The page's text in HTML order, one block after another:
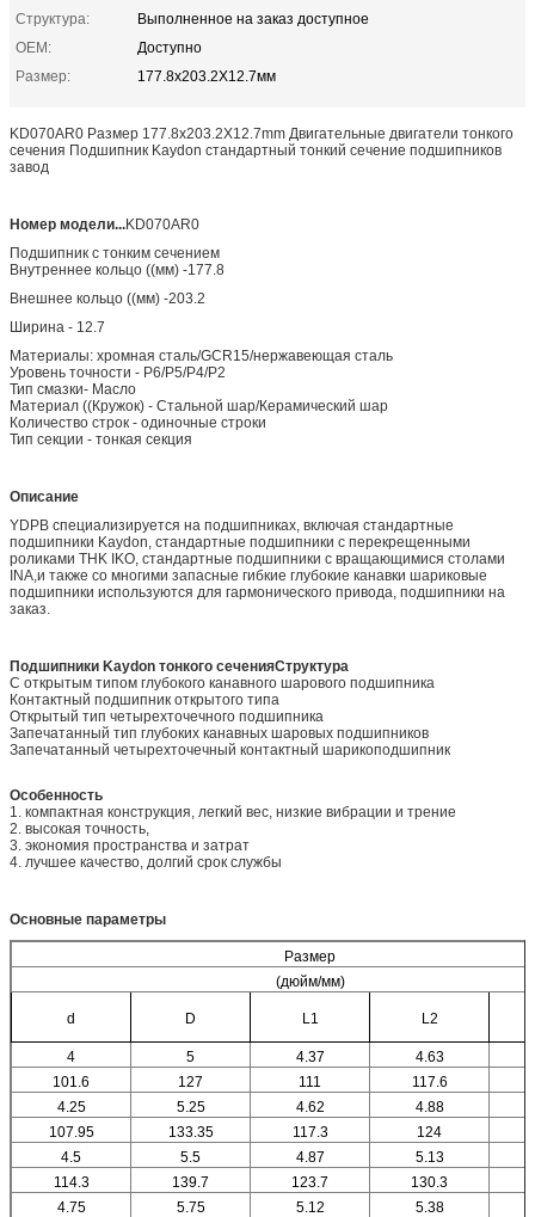
Структура:
Выполненное на заказ доступное
OEM:
Доступно
Размер:
177.8x203.2X12.7мм
KD070AR0 Размер 177.8x203.2X12.7mm Двигательные двигатели тонкого
сечения Подшипник Kaydon стандартный тонкий сечение подшипников
завод
Номер модели...KD070AR0
Подшипник с тонким сечением
Внутреннее кольцо ((мм) -177.8
Внешнее кольцо ((мм) -203.2
Ширина - 12.7
Материалы: хромная сталь/GCR15/нержавеющая сталь
Уровень точности - P6/P5/P4/P2
Тип смазки- Масло
Материал ((Кружок) - Стальной шар/Керамический шар
Количество строк - одиночные строки
Тип секции - тонкая секция
Описание
YDPB специализируется на подшипниках, включая стандартные
подшипники Kaydon, стандартные подшипники с перекрещенными
роликами THK IKO, стандартные подшипники с вращающимися столами
INA,и также со многими запасные гибкие глубокие канавки шариковые
подшипники используются для гармонического привода, подшипники на
заказ.
Подшипники Kaydon тонкого сеченияСтруктура
С открытым типом глубокого канавного шарового подшипника
Контактный подшипник открытого типа
Открытый тип четырехточечного подшипника
Запечатанный тип глубоких канавных шаровых подшипников
Запечатанный четырехточечный контактный шарикоподшипник
Особенность
1. компактная конструкция, легкий вес, низкие вибрации и трение
2. высокая точность,
3. экономия пространства и затрат
4. лучшее качество, долгий срок службы
Основные параметры
Размер
(дюйм/мм)
d D L1 L2
4 5 4.37 4.63
101.6
127 111 117.6
4.25
5.25 4.62 4.88
107.95
133.35 117.3 124
4.5
5.5 4.87 5.13
114.3
139.7 123.7 130.3
4.75
5.75 5.12 5.38